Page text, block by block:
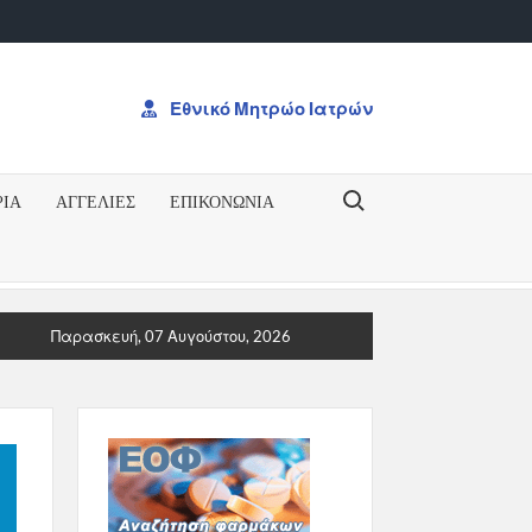
Εθνικό Μητρώο Ιατρών
ΑΓΓΕΛΙΕΣ ΕΠΙΚΟΝΩΝΊΑ
Search for:
ΓΙΑ ΤΟ ΔΠΜΣΠΡΟΚΥΡΗΞΗ ΓΙΑ ΤΟ ΔΠΜΣ “Ογκολογία:
Παρασκευή, 07 Αυγούστου, 2026